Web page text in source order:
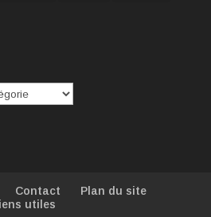
Contact
Plan du site
utiles